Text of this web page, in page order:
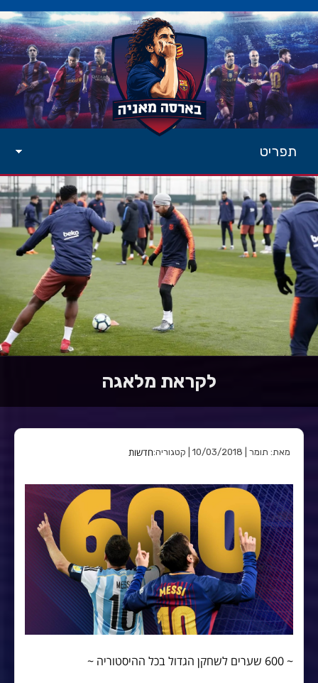
תפריט
לקראת מלאגה
מאת: תומר | 10/03/2018 | קטגוריה: חדשות
~ 600 שערים לשחקן הגדול בכל ההיסטוריה ~